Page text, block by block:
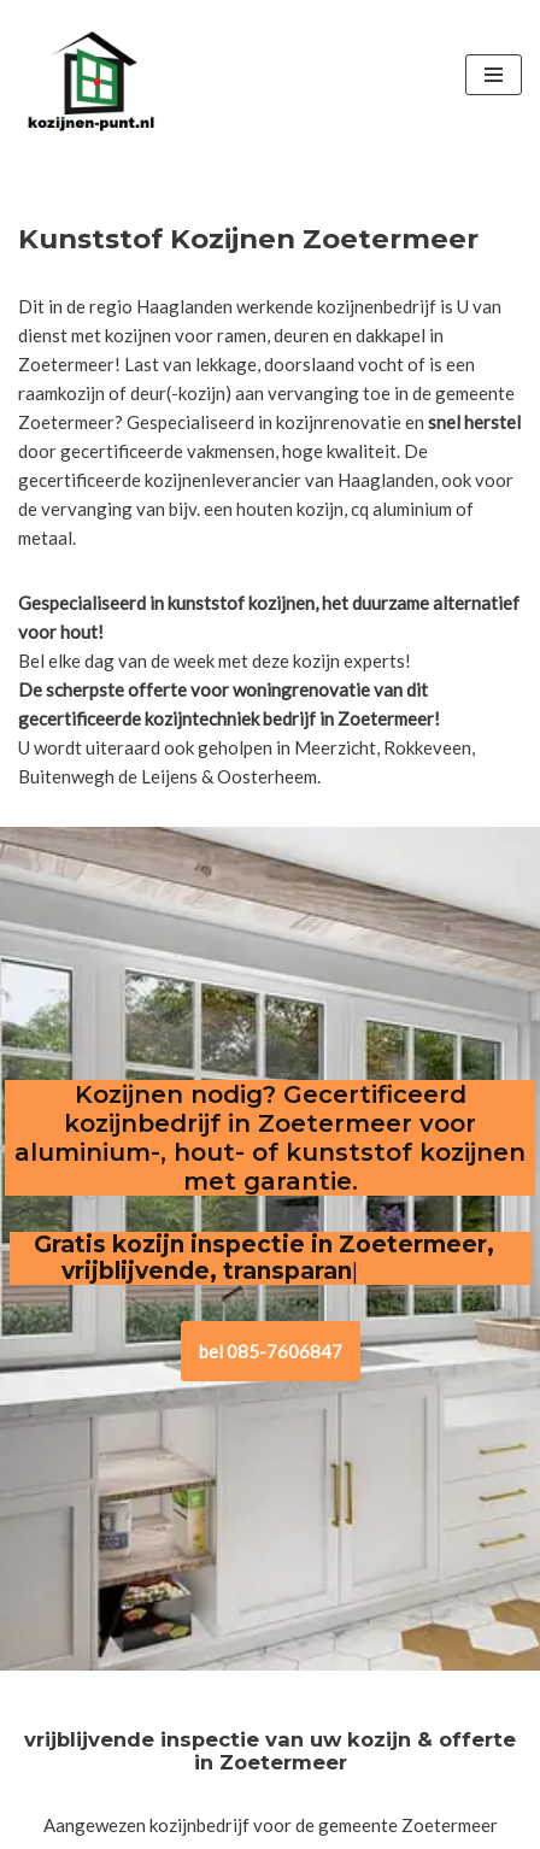
de
Kunststof Kozijnen Zoetermeer
Dit in de regio Haaglanden werkende kozijnenbedrijf is U van
dienst met kozijnen voor ramen, deuren en dakkapel in
Zoetermeer! Last van lekkage, doorslaand vocht of is een
raamkozijn of deur(-kozijn) aan vervanging toe in de gemeente
Zoetermeer? Gespecialiseerd in kozijnrenovatie en snel herstel
door gecertificeerde vakmensen, hoge kwaliteit. De
gecertificeerde kozijnenleverancier van Haaglanden, ook voor
de vervanging van bijv. een houten kozijn, cq aluminium of
metaal.
Gespecialiseerd in kunststof kozijnen, het duurzame alternatief
voor hout!
Bel elke dag van de week met deze kozijn experts!
De scherpsteofferte voor woningrenovatie van dit
gecertificeerde kozijntechniek bedrijf in Zoetermeer!
U wordt uiteraard ook geholpen in Meerzicht, Rokkeveen,
Buitenwegh de Leijens & Oosterheem.
Kozijnen nodig? Gecertificeerd
kozijnbedrijf in Zoetermeer voor
aluminium-, hout- of kunststof kozijnen
met garantie.
Gratis kozijn inspectie in Zoetermeer,
vrijblijvende, transparante offerte
bel 085-7606847
vrijblijvende inspectie van uw kozijn & offerte
in Zoetermeer
Aangewezen kozijnbedrijf voor de gemeente Zoetermeer